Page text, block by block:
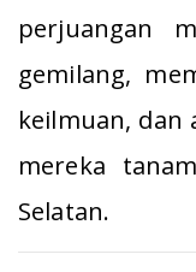
perjuangan
gemilang,
keilmuan, dan
mereka
Selatan.